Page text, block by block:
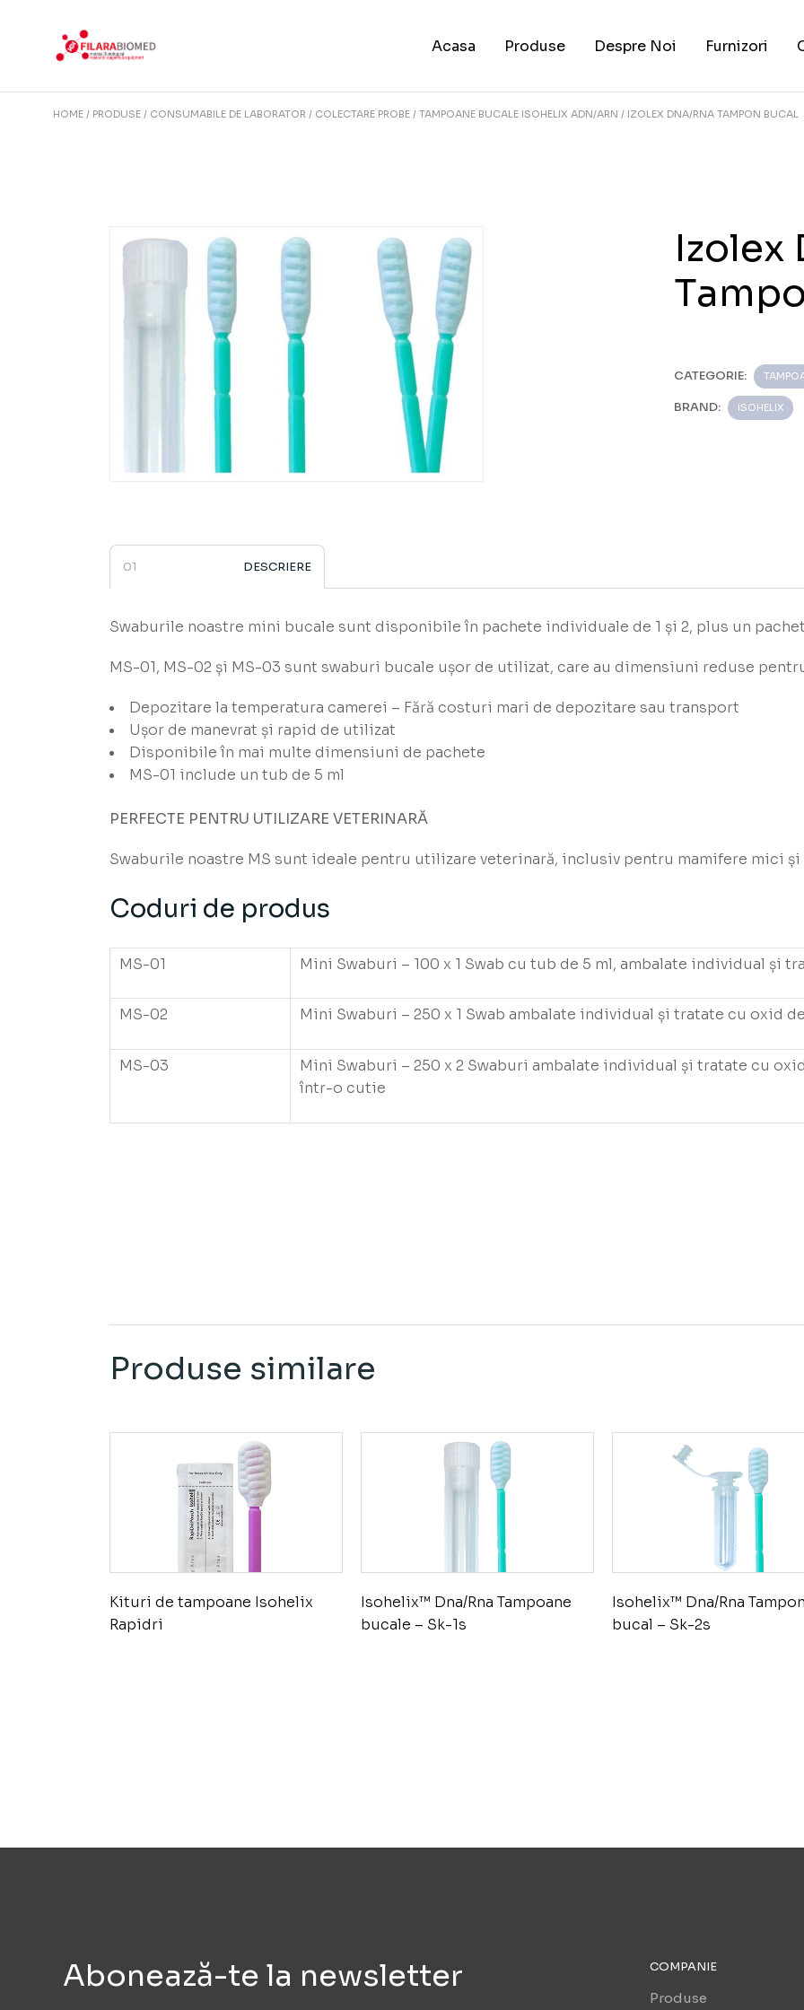
Acasa Produse Despre Noi Furnizori
HOME PRODUSE CONSUMABILE DE LABORATOR COLECTARE PROBE TAMPOANE BUCALE ISOHELIX ADN/ARN IZOLEX DNA/RNA TAMPON BUCAL
Izolex
CATEGORIE:
BRAND: ISOHELIX
DESCRIERE
Swaburile noastre mini bucale sunt disponibile în pachete individuale de 1 și 2, plus un
MS-01, MS-02 și MS-03 sunt swaburi bucale ușor de utilizat, care au dimensiuni reduse
Depozitare la temperatura camerei – Fără costuri mari de depozitare sau transport
Ușor de manevrat și rapid de utilizat
Disponibile în mai multe dimensiuni de pachete
MS-01 include un tub de 5 ml
PERFECTE PENTRU UTILIZARE VETERINARĂ
Swaburile noastre MS sunt ideale pentru utilizare veterinară, inclusiv pentru mamifere mici
Coduri de produs
MS-01 Mini Swaburi – 100 x 1 Swab cu tub de 5 ml, ambalate individual și
MS-02 Mini Swaburi – 250 x 1 Swab ambalate individual și tratate cu oxid
MS-03
Mini Swaburi – 250 x 2 Swaburi ambalate individual și tratate cu
într-o cutie
Produse similare
Kituri de tampoane Isohelix
Rapidri
Isohelix™ Dna/Rna Tampoane
bucale – Sk-1s
Isohelix™ Dna/Rna
bucal – Sk-2s
Abonează-te la newsletter COMPANIE
Produse